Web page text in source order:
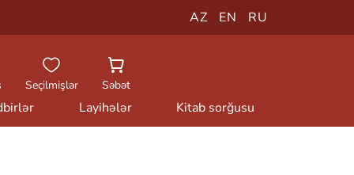
AZ EN RU
Seçilmişlər Səbət
Layihələr Kitab sorğusu